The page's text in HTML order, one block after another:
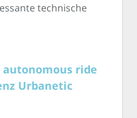
technische
autonomous ride
Urbanetic